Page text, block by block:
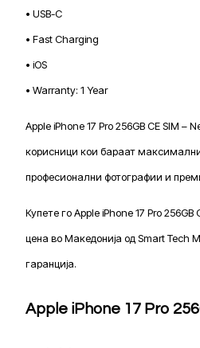
• USB-C
• Fast Charging
• iOS
• Warranty: 1 Year
Apple iPhone 17 Pro 256GB CE SIM –
корисници кои бараат
професионални фотографии и
Купете го Apple iPhone 17 Pro 256GB
цена во Македонија од Smart Tech
гаранција.
Apple iPhone 17 Pro